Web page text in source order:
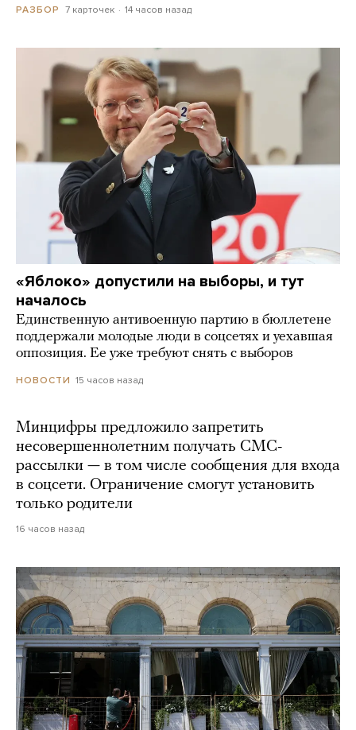
РАЗБОР 7 карточек 14 часов назад
«Яблоко» допустили на выборы, и тут
началось
Единственную антивоенную партию в бюллетене
поддержали молодые люди в соцсетях и уехавшая
оппозиция. Ее уже требуют снять с выборов
НОВОСТИ 15 часов назад
Минцифры предложило запретить
несовершеннолетним получать СМС-
рассылки — в том числе сообщения для входа
в соцсети. Ограничение смогут установить
только родители
16 часов назад